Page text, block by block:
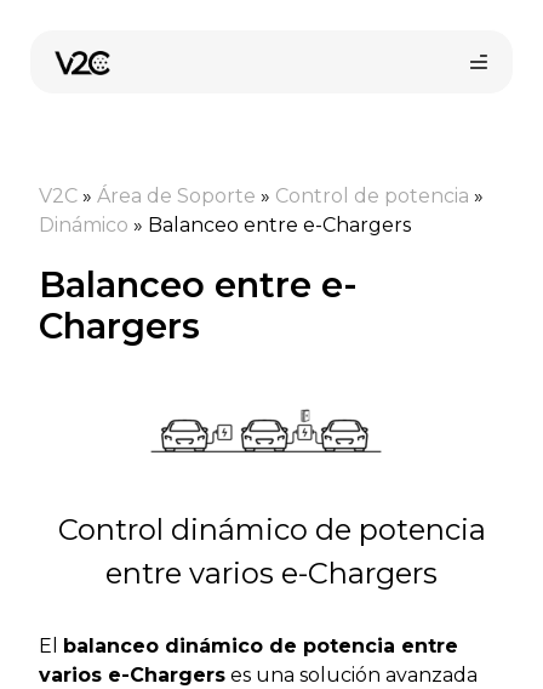
contenido
Compra online
V2C » Área de Soporte » Control de potencia »
Dinámico » Balanceo entre e-Chargers
Balanceo entre e-
Chargers
Control dinámico de potencia
entre varios e-Chargers
El balanceo dinámico de potencia entre
varios e-Chargers es una solución avanzada